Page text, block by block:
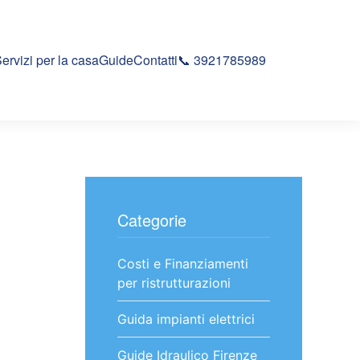
per la casaGuideContatti📞 3921785989
Categorie
Costi e Finanziamenti
per ristrutturazioni
Guida impianti elettrici
Guide Idraulico Firenze